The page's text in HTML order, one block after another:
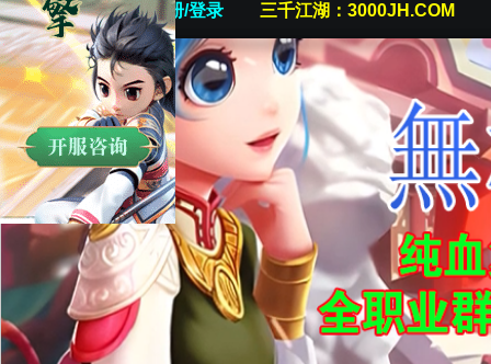
首页 发帖/注册/登录 三千江湖：3000JH.COM